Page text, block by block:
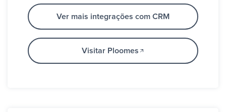
Ver mais integrações com CRM
Visitar Ploomes